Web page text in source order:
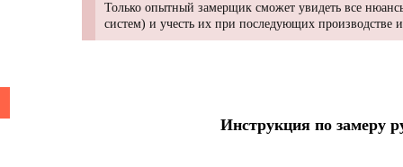
Только опытный замерщик сможет увидеть все
систем) и учесть их при последующих производстве
Инструкция по